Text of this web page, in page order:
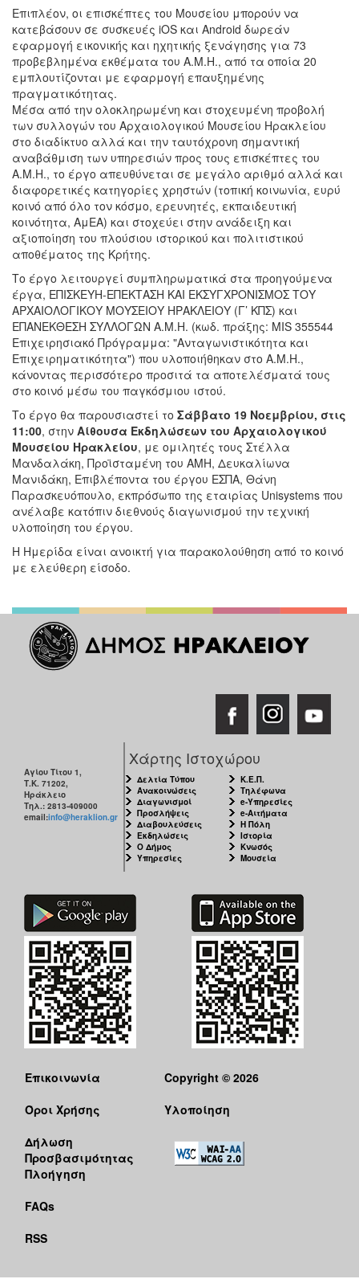
Επιπλέον, οι επισκέπτες του Μουσείου μπορούν να
κατεβάσουν σε συσκευές iOS και Android δωρεάν
εφαρμογή εικονικής και ηχητικής ξενάγησης για 73
προβεβλημένα εκθέματα του Α.Μ.Η., από τα οποία 20
εμπλουτίζονται με εφαρμογή επαυξημένης
πραγματικότητας.
Μέσα από την ολοκληρωμένη και στοχευμένη προβολή
των συλλογών του Αρχαιολογικού Μουσείου Ηρακλείου
στο διαδίκτυο αλλά και την ταυτόχρονη σημαντική
αναβάθμιση των υπηρεσιών προς τους επισκέπτες του
Α.Μ.Η., το έργο απευθύνεται σε μεγάλο αριθμό αλλά και
διαφορετικές κατηγορίες χρηστών (τοπική κοινωνία, ευρύ
κοινό από όλο τον κόσμο, ερευνητές, εκπαιδευτική
κοινότητα, ΑμΕΑ) και στοχεύει στην ανάδειξη και
αξιοποίηση του πλούσιου ιστορικού και πολιτιστικού
αποθέματος της Κρήτης.
Το έργο λειτουργεί συμπληρωματικά στα προηγούμενα
έργα, ΕΠΙΣΚΕΥΗ-ΕΠΕΚΤΑΣΗ ΚΑΙ ΕΚΣΥΓΧΡΟΝΙΣΜΟΣ ΤΟΥ
ΑΡΧΑΙΟΛΟΓΙΚΟΥ ΜΟΥΣΕΙΟΥ ΗΡΑΚΛΕΙΟΥ (Γ’ ΚΠΣ) και
ΕΠΑΝΕΚΘΕΣΗ ΣΥΛΛΟΓΩΝ Α.Μ.Η. (κωδ. πράξης: MIS 355544
Επιχειρησιακό Πρόγραμμα: "Ανταγωνιστικότητα και
Επιχειρηματικότητα") που υλοποιήθηκαν στο Α.Μ.Η.,
κάνοντας περισσότερο προσιτά τα αποτελέσματά τους
στο κοινό μέσω του παγκόσμιου ιστού.
Το έργο θα παρουσιαστεί το Σάββατο 19 Νοεμβρίου, στις
11:00, στην Αίθουσα Εκδηλώσεων του Αρχαιολογικού
Μουσείου Ηρακλείου, με ομιλητές τους Στέλλα
Μανδαλάκη, Προϊσταμένη του ΑΜΗ, Δευκαλίωνα
Μανιδάκη, Επιβλέποντα του έργου ΕΣΠΑ, Θάνη
Παρασκευόπουλο, εκπρόσωπο της εταιρίας Unisystems που
ανέλαβε κατόπιν διεθνούς διαγωνισμού την τεχνική
υλοποίηση του έργου.
Η Ημερίδα είναι ανοικτή για παρακολούθηση από το κοινό
με ελεύθερη είσοδο.
Αγίου Τίτου 1,
Τ.Κ. 71202,
Ηράκλειο
Τηλ.: 2813-409000
email:info@heraklion.gr
Χάρτης Ιστοχώρου
Δελτία Τύπου
Ανακοινώσεις
Διαγωνισμοί
Προσλήψεις
Διαβουλεύσεις
Εκδηλώσεις
Ο Δήμος
Υπηρεσίες
Κ.Ε.Π.
Τηλέφωνα
e-Υπηρεσίες
e-Αιτήματα
Η Πόλη
Ιστορία
Κνωσός
Μουσεία
Επικοινωνία
Όροι Χρήσης
Δήλωση
Προσβασιμότητας
Πλοήγηση
FAQs
RSS
Copyright © 2026
Υλοποίηση